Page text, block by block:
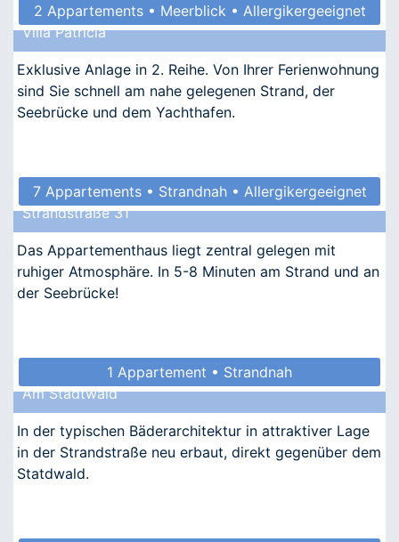
2 Appartements • Meerblick • Allergikergeeignet
Villa Patricia
Exklusive Anlage in 2. Reihe. Von Ihrer Ferienwohnung
sind Sie schnell am nahe gelegenen Strand, der
Seebrücke und dem Yachthafen.
7 Appartements • Strandnah • Allergikergeeignet
Strandstraße 31
Das Appartementhaus liegt zentral gelegen mit
ruhiger Atmosphäre. In 5-8 Minuten am Strand und an
der Seebrücke!
1 Appartement • Strandnah
Am Stadtwald
In der typischen Bäderarchitektur in attraktiver Lage
in der Strandstraße neu erbaut, direkt gegenüber dem
Statdwald.